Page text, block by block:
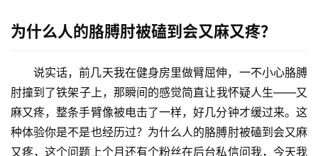
为什么人的胳膊肘被磕到会又麻又疼？
说实话，前几天我在健身房里做臂屈伸，一不小心胳膊
肘撞到了铁架子上，那瞬间的感觉简直让我怀疑人生——又
麻又疼，整条手臂像被电击了一样，好几分钟才缓过来。这
种体验你是不是也经历过？ 为什么人的胳膊肘被磕到会又麻
又疼，这个问题上个月还有个粉丝在后台私信问我，今天我